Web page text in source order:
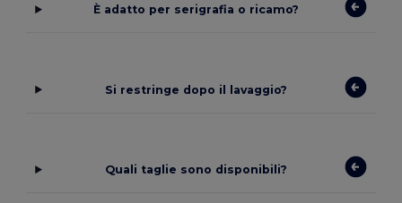
È adatto per serigrafia o ricamo?
Si restringe dopo il lavaggio?
Quali taglie sono disponibili?